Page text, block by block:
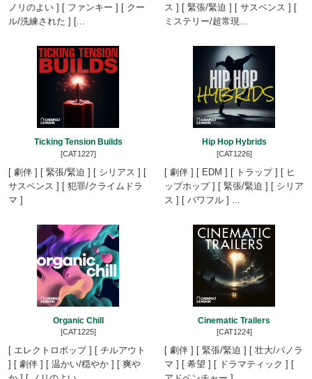
ノリのよい ] [ ファンキー ] [ クー
ル/洗練された ] [...
ス ] [ 緊張/緊迫 ] [ サスペンス ] [
ミステリー/超常現...
Ticking Tension Builds
[CAT1227]
[ 劇伴 ] [ 緊張/緊迫 ] [ シリアス ] [
サスペンス ] [ 犯罪/クライムドラ
マ ]
Hip Hop Hybrids
[CAT1226]
[ 劇伴 ] [ EDM ] [ トラップ ] [ ヒ
ップホップ ] [ 緊張/緊迫 ] [ シリア
ス ] [ パワフル ] ...
Organic Chill
[CAT1225]
[ エレクトロポップ ] [ チルアウト
] [ 劇伴 ] [ 温かい/穏やか ] [ 爽や
Cinematic Trailers
[CAT1224]
[ 劇伴 ] [ 緊張/緊迫 ] [ 壮大/パノラ
マ ] [ 希望 ] [ ドラマティック ] [